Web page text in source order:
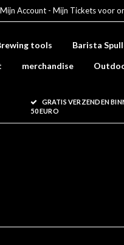
Account - Mijn Tickets voor
tools Barista
merchandise
GRATIS VERZENDEN
50 EURO